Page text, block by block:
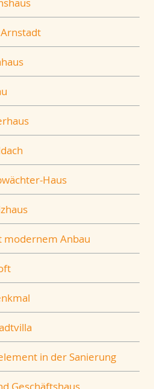
Haus
modernem Anbau
in der Sanierung
Geschäftshaus